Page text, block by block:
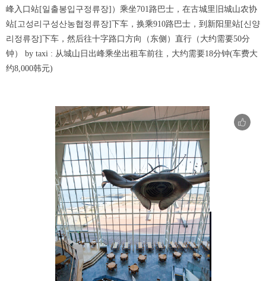
峰入口站[일출봉입구정류장]）乘坐701路巴士，在古城里旧城山农协
站[고성리구성산농협정류장]下车，换乘910路巴士，到新阳里站[신양
리정류장]下车，然后往十字路口方向（东侧）直行（大约需要50分
钟） by taxi : 从城山日出峰乘坐出租车前往，大约需要18分钟(车费大
约8,000韩元)